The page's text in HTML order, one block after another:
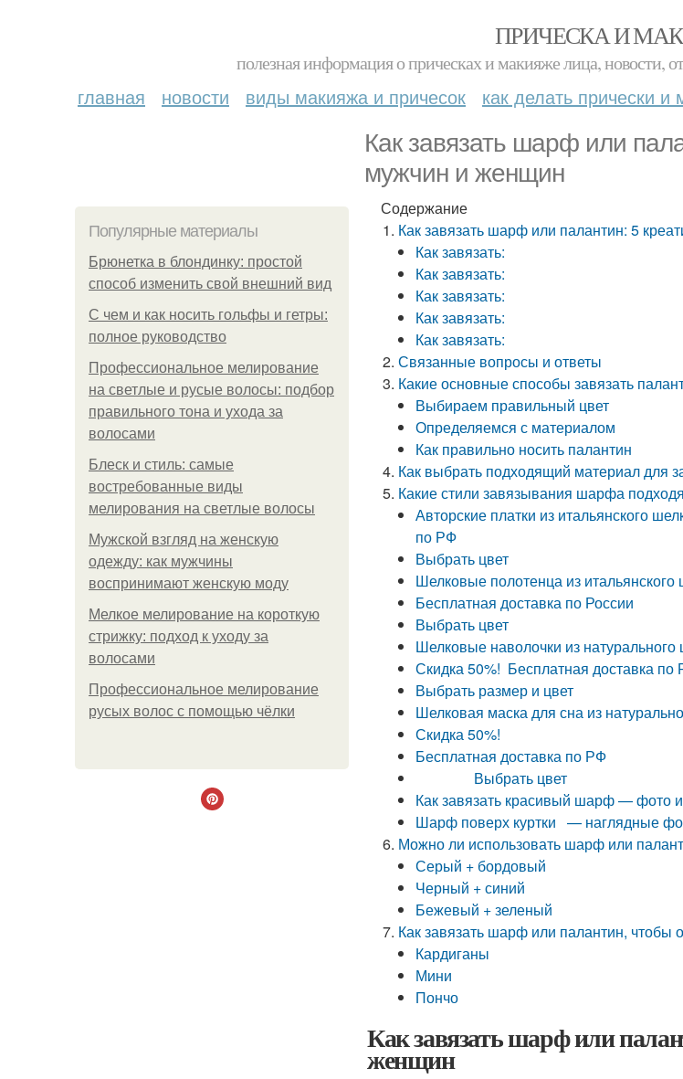
ПРИЧЕСКА И
полезная информация о прическах и макияже лица, новости,
главная новости виды макияжа и причесок как делать прически и
Как завязать шарф или
мужчин и женщин
Популярные материалы
Брюнетка в блондинку: простой
способ изменить свой внешний вид
С чем и как носить гольфы и гетры:
полное руководство
Профессиональное мелирование
на светлые и русые волосы: подбор
правильного тона и ухода за
волосами
Блеск и стиль: самые
востребованные виды
мелирования на светлые волосы
Мужской взгляд на женскую
одежду: как мужчины
воспринимают женскую моду
Мелкое мелирование на короткую
стрижку: подход к уходу за
волосами
Профессиональное мелирование
русых волос с помощью чёлки
Содержание
Как завязать шарф или палантин: 5
Как завязать:
Как завязать:
Как завязать:
Как завязать:
Как завязать:
Связанные вопросы и ответы
Какие основные способы завязать
Выбираем правильный цвет
Определяемся с материалом
Как правильно носить палантин
Как выбрать подходящий материал для
Какие стили завязывания шарфа
Авторские платки из итальянского
по РФ
Выбрать цвет
Шелковые полотенца из итальянского
Бесплатная доставка по России
Выбрать цвет
Шелковые наволочки из натурального
Скидка 50%! Бесплатная доставка по
Выбрать размер и цвет
Шелковая маска для сна из
Скидка 50%!
Бесплатная доставка по РФ
Выбрать цвет
Как завязать красивый шарф — фото
Шарф поверх куртки — наглядные
Можно ли использовать шарф или
Серый + бордовый
Черный + синий
Бежевый + зеленый
Как завязать шарф или палантин, чтобы
Кардиганы
Мини
Пончо
Как завязать шарф или
женщин